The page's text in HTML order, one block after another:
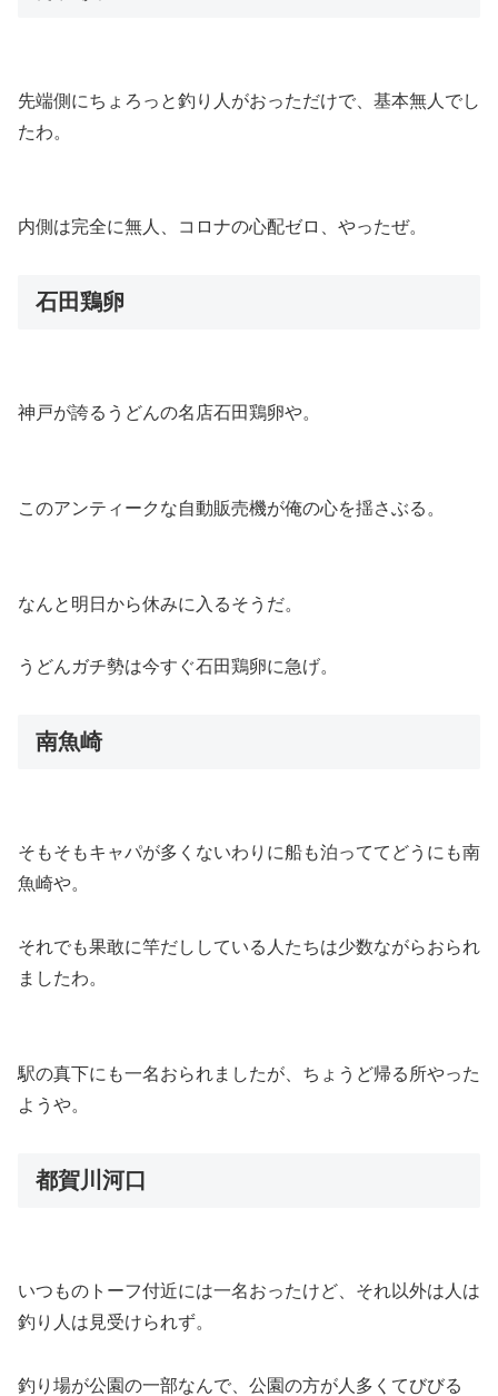
先端側にちょろっと釣り人がおっただけで、基本無人でし
たわ。
内側は完全に無人、コロナの心配ゼロ、やったぜ。
石田鶏卵
神戸が誇るうどんの名店石田鶏卵や。
このアンティークな自動販売機が俺の心を揺さぶる。
なんと明日から休みに入るそうだ。
うどんガチ勢は今すぐ石田鶏卵に急げ。
南魚崎
そもそもキャパが多くないわりに船も泊っててどうにも南
魚崎や。
それでも果敢に竿だししている人たちは少数ながらおられ
ましたわ。
駅の真下にも一名おられましたが、ちょうど帰る所やった
ようや。
都賀川河口
いつものトーフ付近には一名おったけど、それ以外は人は
釣り人は見受けられず。
釣り場が公園の一部なんで、公園の方が人多くてびびる